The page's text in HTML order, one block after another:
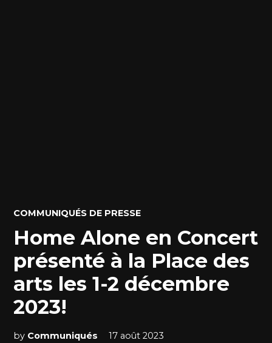
POSTED
COMMUNIQUÉS DE PRESSE
Home Alone en Concert
présenté à la Place des
arts les 1-2 décembre
2023!
by Communiqués 17 août 2023